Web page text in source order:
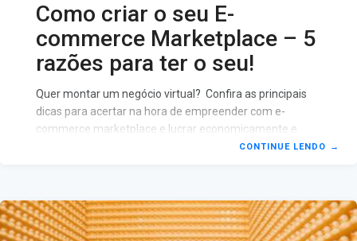
Como criar o seu E-
commerce Marketplace – 5
razões para ter o seu!
Quer montar um negócio virtual? Confira as principais
dicas para acertar na hora de empreender com e-
commerce marketplace e lucrar economicamente e
como realização pessoal. Nos dias atuais é comum o
ágeis, o mercado online já é uma tendência entre os
brasileiros. Dentre as vantagens de comprar online está
o conforto de fazer o pedido e receber a mercadoria em
CONTINUE LENDO →